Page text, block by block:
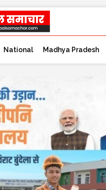
National Madhya Pradesh